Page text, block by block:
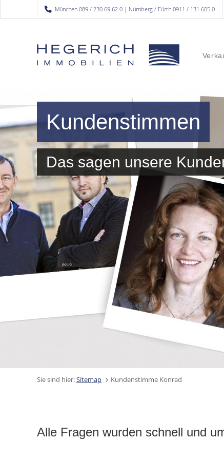
München 089 / 230 69 62 0 | Nürnberg / Fürth 0911 / 131 605 0
Kundenstimmen
Das sagen unsere
Sie sind hier:Sitemap Kundenstimme Konrad
Alle Fragen wurden schnell und